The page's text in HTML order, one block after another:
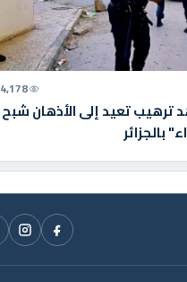
4,178 مشاهدة
ترهيب تعيد إلى الأذهان شبح
بالجزائر